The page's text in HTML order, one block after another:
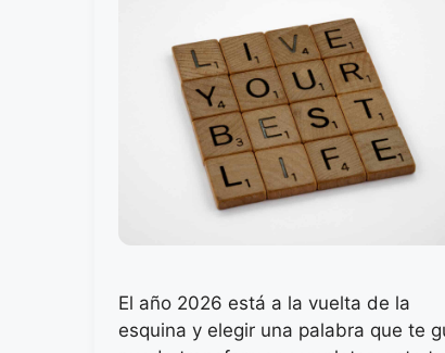
El año 2026 está a la vuelta de la
esquina y elegir una palabra que te